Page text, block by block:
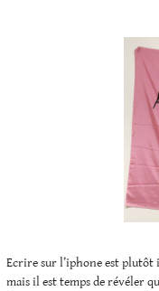
Ecrire sur l’iphone est plutôt
mais il est temps de révéler